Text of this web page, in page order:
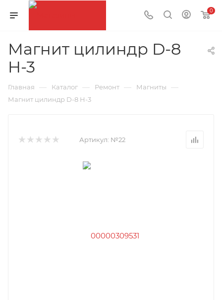
0
Магнит цилиндр D-8
H-3
Главная — Каталог — Ремонт — Магниты —
Магнит цилиндр D-8 H-3
Артикул: №22